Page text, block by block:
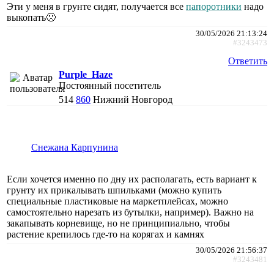
Эти у меня в грунте сидят, получается все папоротники надо
выкопать🙁
30/05/2026 21:13:24
#3243473
Ответить
Purple_Haze
Постоянный посетитель
514 860 Нижний Новгород
Снежана Карпунина
Если хочется именно по дну их располагать, есть вариант к
грунту их прикалывать шпильками (можно купить
специальные пластиковые на маркетплейсах, можно
самостоятельно нарезать из бутылки, например). Важно на
закапывать корневище, но не принципиально, чтобы
растение крепилось где-то на корягах и камнях
30/05/2026 21:56:37
#3243481